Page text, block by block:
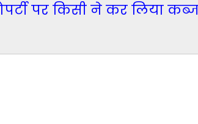
पर किसी ने कर लिया